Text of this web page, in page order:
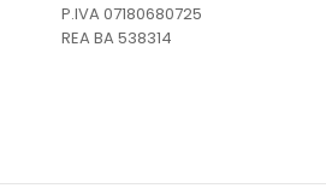
P.IVA 07180680725
REA BA 538314